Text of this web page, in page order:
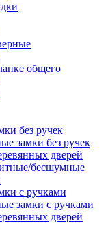
общего
без ручек
замки без ручек
дверей
бесшумные
с ручками
замки с ручками
дверей